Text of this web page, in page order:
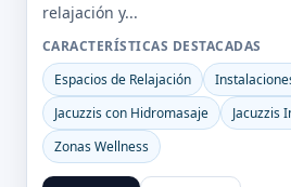
relajación y...
CARACTERÍSTICAS DESTACADAS
Espacios de Relajación
Jacuzzis con Hidromasaje
Jacuzzis
Zonas Wellness